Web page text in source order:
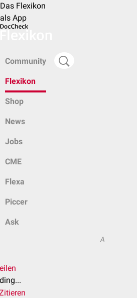
Das Flexikon
als App
Community
Flexikon
Shop
News
Jobs
CME
Flexa
Piccer
Ask
A